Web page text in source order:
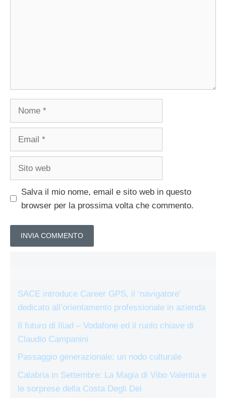
Salva il mio nome, email e sito web in questo
browser per la prossima volta che commento.
SACE introduce Career GPS, il ‘navigatore’
dedicato all’orientamento professionale in azienda
Il futuro di Iliad – Vodafone ed il ruolo chiave di
Claudio Campanini
Passaggio generazionale: un nodo culturale
Calabria in Settembre: La Magia di Vibo Valentia e
le sorprese della Costa Degli Dei